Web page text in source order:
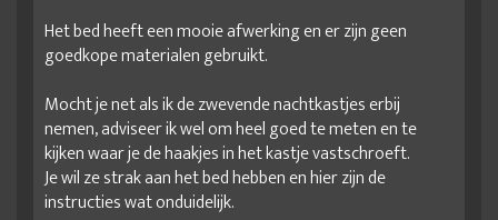
Het bed heeft een mooie afwerking en er zijn geen
goedkope materialen gebruikt.
Mocht je net als ik de zwevende nachtkastjes erbij
nemen, adviseer ik wel om heel goed te meten en te
kijken waar je de haakjes in het kastje vastschroeft.
Je wil ze strak aan het bed hebben en hier zijn de
instructies wat onduidelijk.